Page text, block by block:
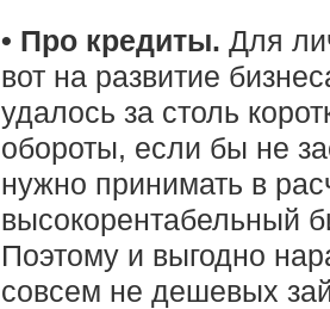
• Про кредиты. Для
вот на развитие
удалось за столь
обороты, если бы не
нужно принимать в
высокорентабельный
Поэтому и выгодно
совсем не дешевых